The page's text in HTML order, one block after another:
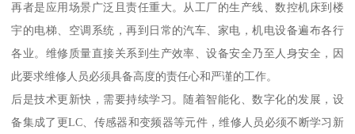
再者是应用场景广泛且责任重大。从工厂的生产线、数控机床到楼
宇的电梯、空调系统，再到日常的汽车、家电，机电设备遍布各行
各业。维修质量直接关系到生产效率、设备安全乃至人身安全，因
此要求维修人员必须具备高度的责任心和严谨的工作。
后是技术更新快，需要持续学习。随着智能化、数字化的发展，设
备集成了更LC、传感器和变频器等元件，维修人员必须不断学习新